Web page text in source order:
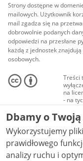
Strony dostępne w
mailowych. Użytkownik
mail zgadza się na
dobrowolnie podanych
odpowiedzi na przesłane
każdą z jednostek
osobowych.
Treści
na
- na
audio i
NC-
Dbamy o
Wykorzystujemy
prawidłowego
analizy ruchu i